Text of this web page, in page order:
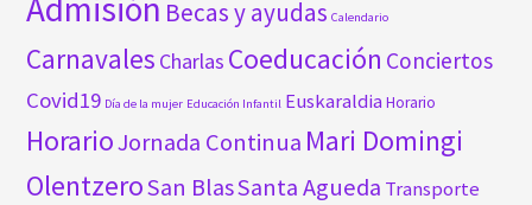
Admisión Becas y ayudas Calendario
Carnavales Charlas Coeducación Conciertos
Covid19 Día de la mujer Educación Infantil Euskaraldia Horario
HorarioJornada Continua Mari Domingi
OlentzeroSan BlasSanta Agueda Transporte